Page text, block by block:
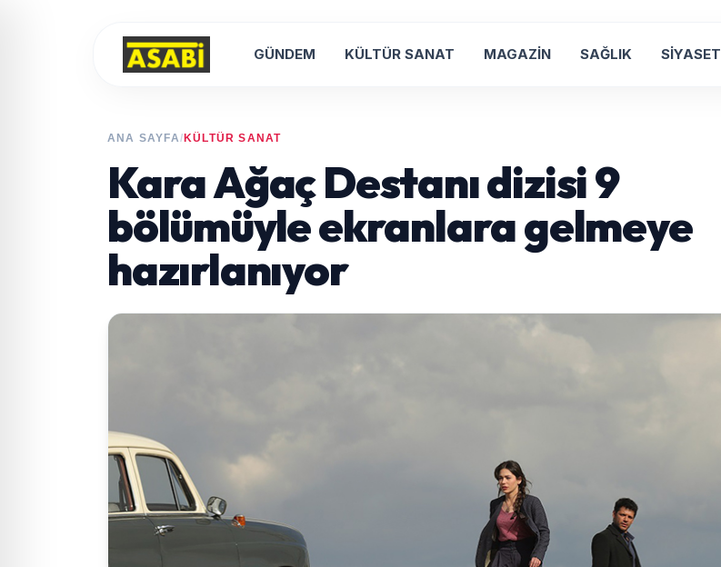
GÜNDEM KÜLTÜR SANAT MAGAZİN SAĞLIK SİYASET
ANA SAYFA/ KÜLTÜR SANAT
Kara Ağaç Destanı dizisi 9
bölümüyle ekranlara gelmeye
hazırlanıyor